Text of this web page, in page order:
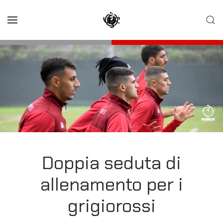
Doppia seduta di
allenamento per i
grigiorossi